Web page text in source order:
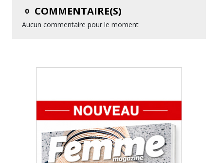
0 COMMENTAIRE(S)
Aucun commentaire pour le moment